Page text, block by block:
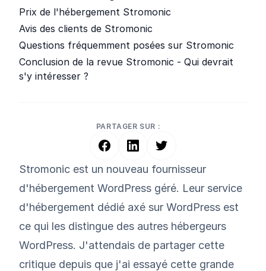
Prix de l'hébergement Stromonic
Avis des clients de Stromonic
Questions fréquemment posées sur Stromonic
Conclusion de la revue Stromonic - Qui devrait
s'y intéresser ?
PARTAGER SUR :
Stromonic est un nouveau fournisseur
d'hébergement WordPress géré. Leur service
d'hébergement dédié axé sur WordPress est
ce qui les distingue des autres hébergeurs
WordPress. J'attendais de partager cette
critique depuis que j'ai essayé cette grande